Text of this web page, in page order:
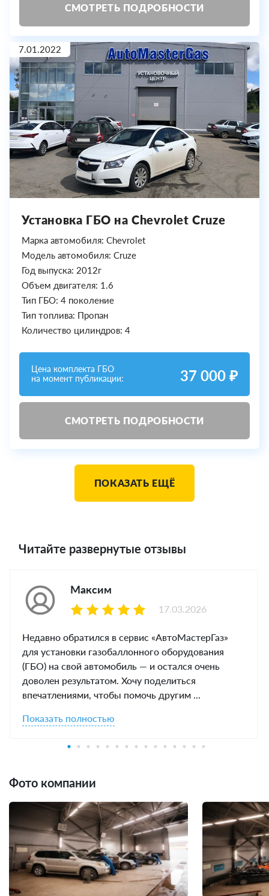
СМОТРЕТЬ ПОДРОБНОСТИ
7.01.2022
Установка ГБО на Chevrolet Cruze
Марка автомобиля: Chevrolet
Модель автомобиля: Cruze
Год выпуска: 2012г
Объем двигателя: 1.6
Тип ГБО: 4 поколение
Тип топлива: Пропан
Количество цилиндров: 4
Цена комплекта ГБО
на момент публикации:
37 000 ₽
СМОТРЕТЬ ПОДРОБНОСТИ
ПОКАЗАТЬ ЕЩЁ
Читайте развернутые отзывы
Максим
Недавно обратился в сервис «АвтоМастерГаз»
для установки газобаллонного оборудования
(ГБО) на свой автомобиль — и остался очень
доволен результатом. Хочу поделиться
впечатлениями, чтобы помочь другим ...
Показать полностью
17.03.2026
Фото компании